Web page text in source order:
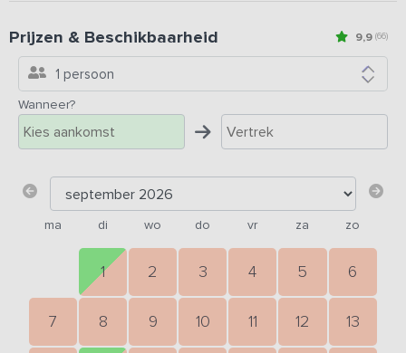
9,9 (66)
Prijzen & Beschikbaarheid
1 persoon
Wanneer?
ma di wo do vr za zo
1 2 3 4 5 6
7 8 9 10 11 12 13